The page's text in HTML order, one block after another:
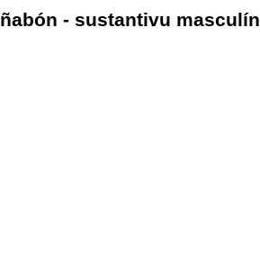
ñabón - sustantivu masculín